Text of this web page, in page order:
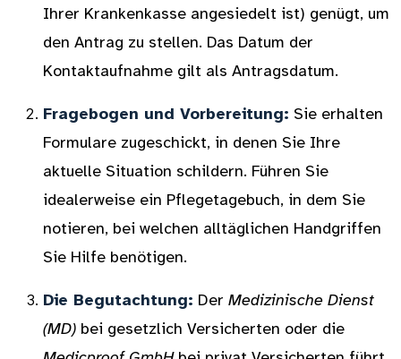
Ihrer Krankenkasse angesiedelt ist) genügt, um
den Antrag zu stellen. Das Datum der
Kontaktaufnahme gilt als Antragsdatum.
Fragebogen und Vorbereitung: Sie erhalten
Formulare zugeschickt, in denen Sie Ihre
aktuelle Situation schildern. Führen Sie
idealerweise ein Pflegetagebuch, in dem Sie
notieren, bei welchen alltäglichen Handgriffen
Sie Hilfe benötigen.
Die Begutachtung: Der Medizinische Dienst
(MD) bei gesetzlich Versicherten oder die